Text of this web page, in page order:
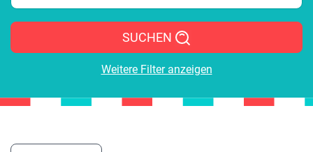
SUCHEN
Weitere Filter anzeigen